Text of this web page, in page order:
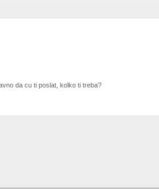
da cu ti poslat, kolko ti treba?